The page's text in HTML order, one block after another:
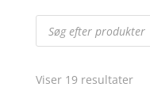
Products
search
Viser 19 resultater